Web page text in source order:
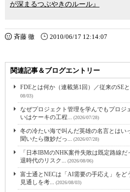
が深まるつぶやきのルール』
斉藤 徹 2010/06/17 12:14:07
関連記事＆ブログエントリー
FDEとは何か（連載第1回）／従来のSE
08/03)
なぜプロジェクト管理を学んでもプロジ
いはケーキの工程... (2026/07/28)
冬の冷たい海で叫んだ英雄の名言とはい
聞いたら微妙だっ... (2026/07/28)
「日本IBMのNHK案件失敗は既定路線
退時代のリスク... (2026/08/06)
富士通とNECは「AI需要の手応え」を
見通しを考... (2026/08/03)